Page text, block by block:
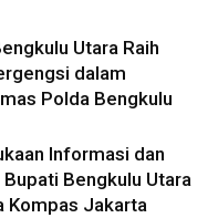
Utara Raih
dalam
Polda Bengkulu
Informasi dan
Bengkulu Utara
Kompas Jakarta